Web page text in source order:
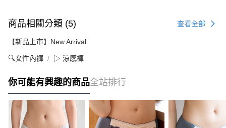
商品相關分類 (5) 查看全部
【新品上市】New Arrival
🔍女性內褲 ▷ 涼感褲
你可能有興趣的商品全站排行